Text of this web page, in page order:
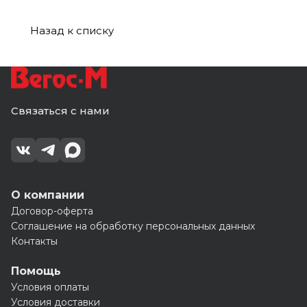
Назад к списку
Связаться с нами
О компании
Договор-оферта
Соглашение на обработку персональных данных
Контакты
Помощь
Условия оплаты
Условия доставки